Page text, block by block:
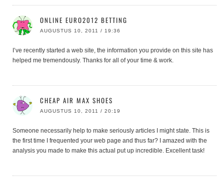
ONLINE EURO2012 BETTING
AUGUSTUS 10, 2011 / 19:36
I’ve recently started a web site, the information you provide on this site has
helped me tremendously. Thanks for all of your time & work.
CHEAP AIR MAX SHOES
AUGUSTUS 10, 2011 / 20:19
Someone necessarily help to make seriously articles I might state. This is
the first time I frequented your web page and thus far? I amazed with the
analysis you made to make this actual put up incredible. Excellent task!